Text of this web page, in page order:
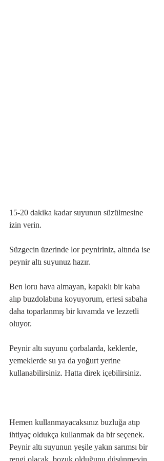
15-20 dakika kadar suyunun süzülmesine
izin verin.
Süzgecin üzerinde lor peyniriniz, altında ise
peynir altı suyunuz hazır.
Ben loru hava almayan, kapaklı bir kaba
alıp buzdolabına koyuyorum, ertesi sabaha
daha toparlanmış bir kıvamda ve lezzetli
oluyor.
Peynir altı suyunu çorbalarda, keklerde,
yemeklerde su ya da yoğurt yerine
kullanabilirsiniz. Hatta direk içebilirsiniz.
Hemen kullanmayacaksınız buzluğa atıp
ihtiyaç oldukça kullanmak da bir seçenek.
Peynir altı suyunun yeşile yakın sarımsı bir